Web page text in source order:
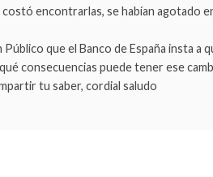
encontrarlas, se habían agotado
Público que el Banco de España insta
consecuencias puede tener ese
tu saber, cordial saludo